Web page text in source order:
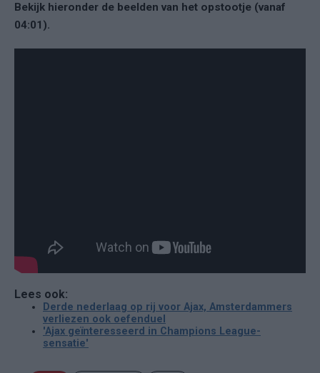
Bekijk hieronder de beelden van het opstootje (vanaf
04:01).
Lees ook:
Derde nederlaag op rij voor Ajax, Amsterdammers
verliezen ook oefenduel
'Ajax geïnteresseerd in Champions League-
sensatie'